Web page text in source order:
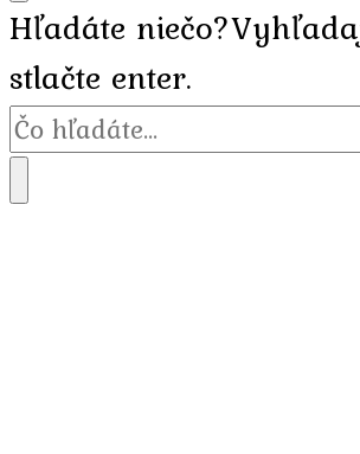
Hľadáte niečo?
stlačte enter.